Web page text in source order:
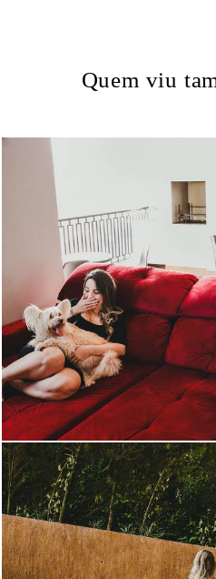
Quem viu
5603